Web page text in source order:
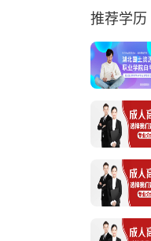
推荐学历